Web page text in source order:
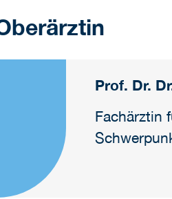
Prof. Dr.
Fachärztin